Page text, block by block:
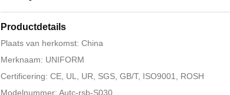
Productdetails
Plaats van herkomst: China
Merknaam: UNIFORM
Certificering: CE, UL, UR, SGS, GB/T, ISO9001, ROSH
Modelnummer: Autc-rsb-S030